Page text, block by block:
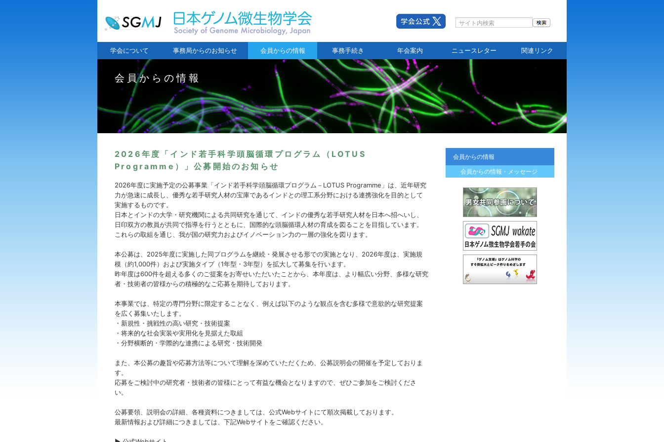
学会について 事務局からのお知らせ 会員からの情報 事務手続き 年会案内 ニュースレター 関連リンク
会員からの情報
会員からの情報
会員からの情報・メッセージ
2026年度「インド若手科学頭脳循環プログラム（LOTUS
Programme）」公募開始のお知らせ
2026年度に実施予定の公募事業「インド若手科学頭脳循環プログラム－LOTUS Programme」は、近年研究
力が急速に成長し、優秀な若手研究人材の宝庫であるインドとの理工系分野における連携強化を目的として
実施するものです。
日本とインドの大学・研究機関による共同研究を通じて、インドの優秀な若手研究人材を日本へ招へいし、
日印双方の教員が共同で指導を行うとともに、国際的な頭脳循環人材の育成を図ることを目指しています。
これらの取組を通じ、我が国の研究力およびイノベーション力の一層の強化を図ります。
本公募は、2025年度に実施した同プログラムを継続・発展させる形での実施となり、2026年度は、実施規
模（約1,000件）および実施タイプ（1年型・3年型）を拡大して募集を行います。
昨年度は600件を超える多くのご提案をお寄せいただいたことから、本年度は、より幅広い分野、多様な研究
者・技術者の皆様からの積極的なご応募を期待しております。
本事業では、特定の専門分野に限定することなく、例えば以下のような観点を含む多様で意欲的な研究提案
を広く募集いたします。
・新規性・挑戦性の高い研究・技術提案
・将来的な社会実装や実用化を見据えた取組
・分野横断的・学際的な連携による研究・技術開発
また、本公募の趣旨や応募方法等について理解を深めていただくため、公募説明会の開催を予定しておりま
す。
応募をご検討中の研究者・技術者の皆様にとって有益な機会となりますので、ぜひご参加をご検討くださ
い。
公募要領、説明会の詳細、各種資料につきましては、公式Webサイトにて順次掲載しております。
最新情報および詳細につきましては、下記Webサイトをご確認ください。